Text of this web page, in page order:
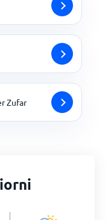
Zufar